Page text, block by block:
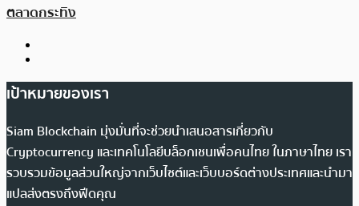
ตลาดกระทิง
เป้าหมายของเรา
Siam Blockchain มุ่งมั่นที่จะช่วยนำเสนอสารเกี่ยวกับ
Cryptocurrency และเทคโนโลยีบล็อกเชนเพื่อคนไทย ในภาษาไทย เรา
รวบรวมข้อมูลส่วนใหญ่จากเว็บไซต์และเว็บบอร์ดต่างประเทศและนำมา
แปลส่งตรงถึงฟีดคุณ